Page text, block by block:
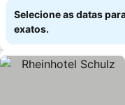
Selecione as datas
exatos.